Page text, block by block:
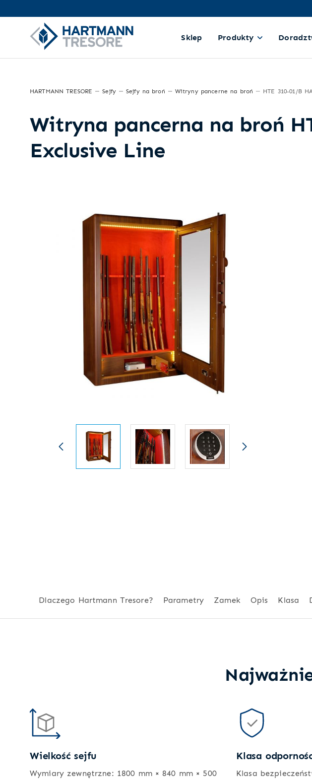
Sklep Produkty
HARTMANN TRESORE Sejfy Sejfy na broń Witryny pancerne na broń
Witryna pancerna na broń
Exclusive Line
Dlaczego Hartmann Tresore? Parametry Zamek Opis Klasa
Wielkość sejfu
Wymiary zewnętrzne: 1800 mm × 840 mm × 500
Klasa
Klasa